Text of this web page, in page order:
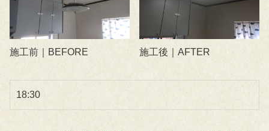
施工前｜BEFORE 施工後｜AFTER
18:30